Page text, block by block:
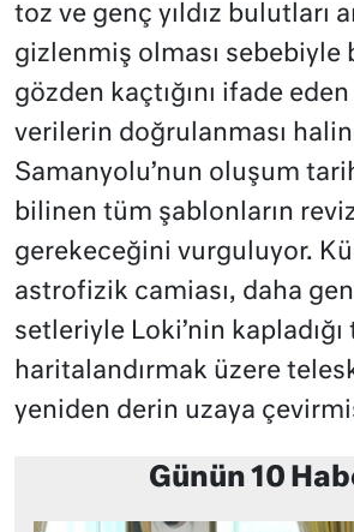
toz ve genç yıldız bulutları
gizlenmiş olması sebebiyle
gözden kaçtığını ifade
verilerin doğrulanması
Samanyolu’nun oluşum
bilinen tüm şablonların
gerekeceğini vurguluyor.
astrofizik camiası, daha
setleriyle Loki’nin
haritalandırmak üzere
yeniden derin uzaya
Günün 10